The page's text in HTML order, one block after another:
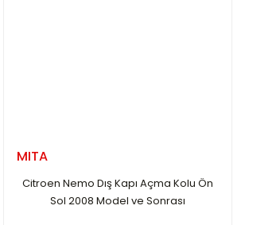
MITA
Citroen Nemo Dış Kapı Açma Kolu Ön
Sol 2008 Model ve Sonrası